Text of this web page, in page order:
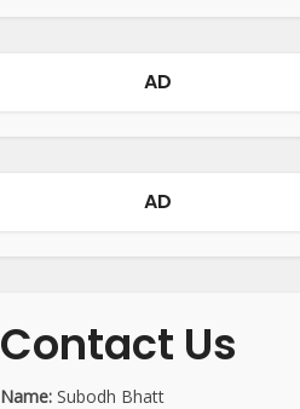
AD
AD
Contact Us
Name: Subodh Bhatt